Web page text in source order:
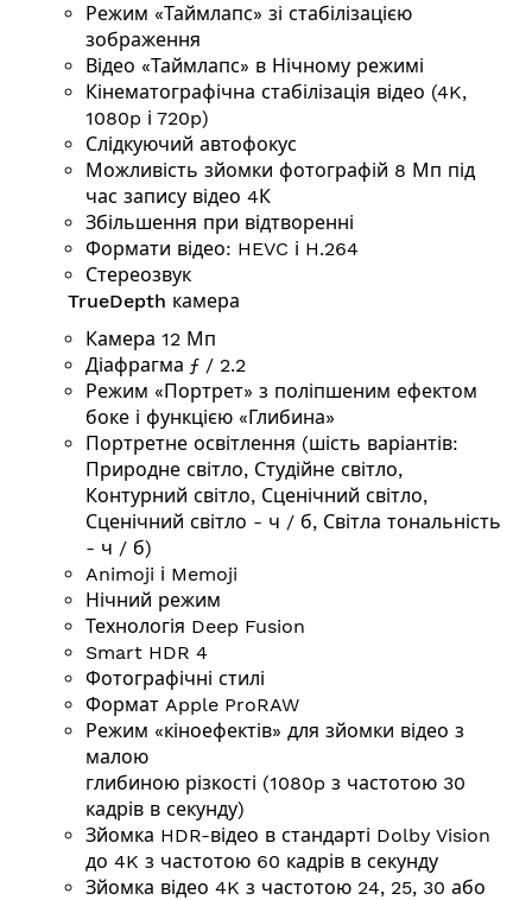
Режим «Таймлапс» зі стабілізацією
зображення
Відео «Таймлапс» в Нічному режимі
Кінематографічна стабілізація відео (4K,
1080p і 720p)
Слідкуючий автофокус
Можливість зйомки фотографій 8 Мп під
час запису відео 4К
Збільшення при відтворенні
Формати відео: HEVC і H.264
Стереозвук
TrueDepth камера
Камера 12 Мп
Діафрагма ƒ / 2.2
Режим «Портрет» з поліпшеним ефектом
боке і функцією «Глибина»
Портретне освітлення (шість варіантів:
Природне світло, Студійне світло,
Контурний світло, Сценічний світло,
Сценічний світло - ч / б, Світла тональність
- ч / б)
Animoji і Memoji
Нічний режим
Технологія Deep Fusion
Smart HDR 4
Фотографічні стилі
Формат Apple ProRAW
Режим «кіноефектів» для зйомки відео з
малою
глибиною різкості (1080p з частотою 30
кадрів в секунду)
Зйомка HDR-відео в стандарті Dolby Vision
до 4K з частотою 60 кадрів в секунду
Зйомка відео 4K з частотою 24, 25, 30 або